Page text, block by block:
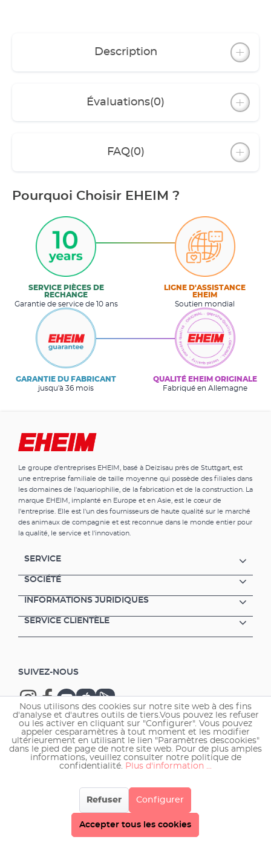
Description
Évaluations(0)
FAQ(0)
Pourquoi Choisir EHEIM ?
SERVICE PIÈCES DE
RECHANGE
Garantie de service de 10 ans
LIGNE D'ASSISTANCE
EHEIM
Soutien mondial
GARANTIE DU FABRICANT
jusqu'à 36 mois
QUALITÉ EHEIM ORIGINALE
Fabriqué en Allemagne
Le groupe d'entreprises EHEIM, basé à Deizisau près de Stuttgart, est
une entreprise familiale de taille moyenne qui possède des filiales dans
les domaines de l'aquariophilie, de la fabrication et de la construction. La
marque EHEIM, implanté en Europe et en Asie, est le cœur de
l'entreprise. Elle est l'un des fournisseurs de haute qualité sur le marché
des animaux de compagnie et est reconnue dans le monde entier pour
la qualité, le service et l'innovation.
SERVICE
SOCIÉTÉ
INFORMATIONS JURIDIQUES
SERVICE CLIENTÈLE
SUIVEZ-NOUS
Copyright © 2026 EHEIM GmbH & Co. KG.
Nous utilisons des cookies sur notre site web à des fins
d'analyse et d'autres outils de tiers.Vous pouvez les refuser
ou les activer en cliquant sur "Configurer". Vous pouvez
appeler cesparamètres à tout moment et les modifier
ultérieurement en utilisant le lien "Paramètres descookies"
dans le pied de page de notre site web. Pour de plus amples
informations, veuillez consulter notre politique de
confidentialité. Plus d'information ...
Refuser Configurer
Accepter tous les cookies